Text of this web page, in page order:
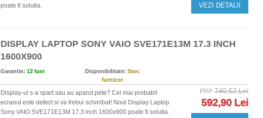
poate fi solutia.
VEZI DETALII
DISPLAY LAPTOP SONY VAIO SVE171E13M 17.3 INCH
1600X900
Garantie: 12 luni Disponibilitate: Stoc
furnizor
Display-ul s-a spart sau au aparut pete? Cel mai probabil
ecranul este defect si va trebui schimbat! Noul Display Laptop
Sony VAIO SVE171E13M 17.3 inch 1600x900 poate fi solutia.
PRP 740,52 Lei
592,90 Lei